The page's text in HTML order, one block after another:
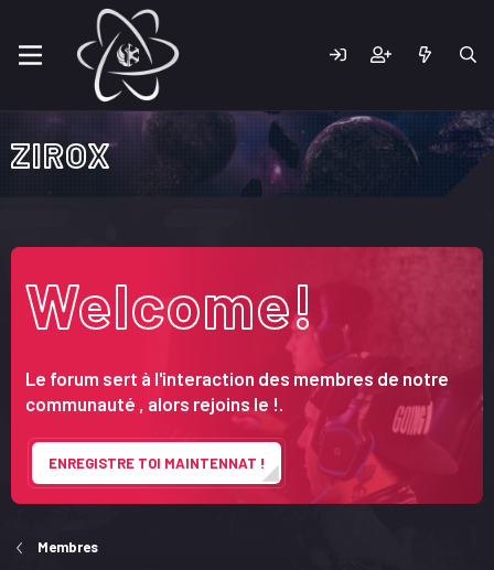
ZIROX
Welcome!
Le forum sert à l'interaction des membres de notre
communauté , alors rejoins le !.
ENREGISTRE TOI MAINTENNAT !
Membres